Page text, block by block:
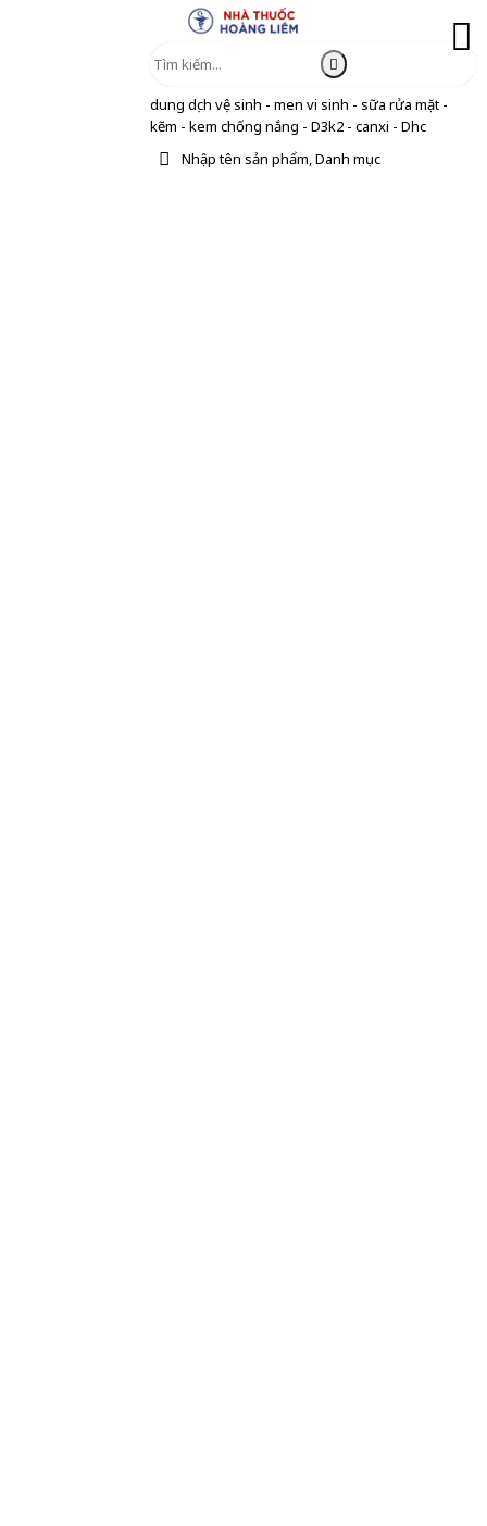
dung dịch vệ sinh - men vi sinh - sữa rửa mặt -
kẽm - kem chống nắng - D3k2 - canxi - Dhc
Nhập tên sản phẩm, Danh mục